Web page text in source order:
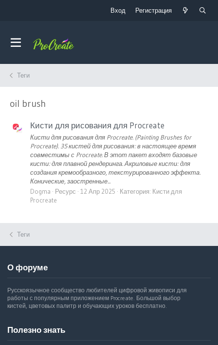
Вход Регистрация
Теги
oil brush
Кисти для рисования для Procreate
Кисти для рисования для Procreate. (Painting Brushes for
Procreate). 35 кистей для рисования: в настоящее время
совместимы с Procreate. В этот пакет входят базовые
кисти: для плавной рендеринга. Акриловые кисти: для
создания кремообразного, текстурированного эффекта.
Конические, заостренные...
Dogma
Ресурс 12 Апр 2025 Категория: Кисти для
Procreate
Теги
О форуме
Русскоязычное сообщество любителей цифровой живописи для
работы с популярным приложением Procreate. Большой выбор
кистей, цветовых палитр и обучающих уроков бесплатно.
Полезно знать